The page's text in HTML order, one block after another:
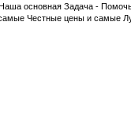
основная Задача -
Честные цены и самые